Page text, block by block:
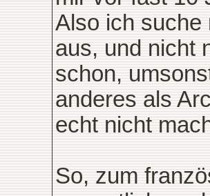
Also ich suche
aus, und nicht
schon,
anderes als
echt nicht
So, zum